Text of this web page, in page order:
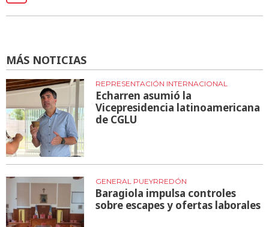
MÁS NOTICIAS
REPRESENTACIÓN INTERNACIONAL
Echarren asumió la
Vicepresidencia latinoamericana
de CGLU
GENERAL PUEYRREDÓN
Baragiola impulsa controles
sobre escapes y ofertas laborales